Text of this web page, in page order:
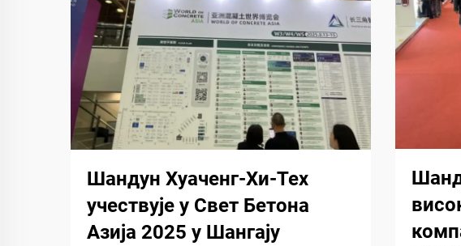
Шандун Хуаченг-Хи-Тех
учествује у Свет Бетона
Азија 2025 у Шангају